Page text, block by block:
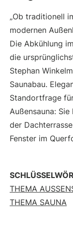
„Ob traditionell
modernen
Die Abkühlung
die
Stephan
Saunabau.
Standortfrage
Außensauna:
der
Fenster im
THEMA
THEMA SAUNA